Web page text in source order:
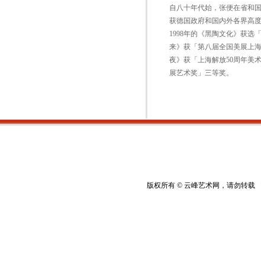
自八十年代始，张便在省和
获德国政府和国内外各界高
1998年的《黑陶文化》获选
来》获「第八届全国美展上
夜》获「上海解放50周年美
展艺术奖」三等奖。
版权所有 © 云峰艺术网，请勿转载